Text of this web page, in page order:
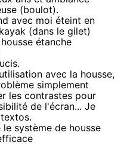
(boulot).
avec moi éteint en
(dans le gilet)
étanche
avec la housse,
simplement
les contrastes pour
de l'écran... Je
système de housse